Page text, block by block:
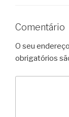
Comentário
O seu
obrigatórios